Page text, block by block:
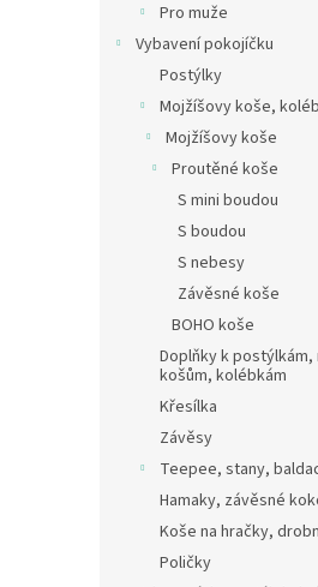
Pro muže
Vybavení pokojíčku
Postýlky
Mojžíšovy koše,
Mojžíšovy koše
Proutěné koše
S mini boudou
S boudou
S nebesy
Závěsné koše
BOHO koše
Doplňky k
košům, kolébkám
Křesílka
Závěsy
Teepee, stany,
Hamaky, závěsné
Koše na hračky,
Poličky